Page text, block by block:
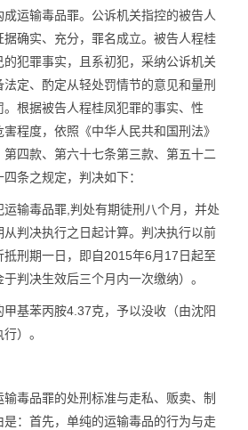
运输毒品罪。公诉机关指控的被告人
确实、充分，罪名成立。被告人程桂
犯罪事实，且系初犯，采纳公诉机关
定、酌定从轻处罚情节的意见和量刑
根据被告人程桂凤犯罪的事实、性
程度，依照《中华人民共和国刑法》
四款、第六十七条第三款、第五十二
条之规定，判决如下：
输毒品罪,判处有期徒刑八个月，并处
判决执行之日起计算。判决执行以前
刑期一日，即自2015年6月17日起至
判决生效后三个月内一次缴纳）。
甲基苯丙胺4.37克，予以没收（由沈阳
）。
毒品罪的处刑标准与走私、贩卖、制
：首先，单纯的运输毒品的行为与走